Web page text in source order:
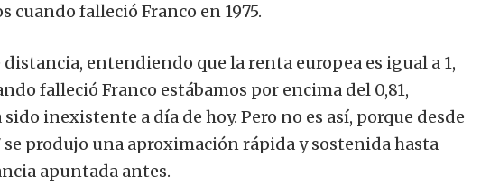
cuando falleció Franco en 1975.
entendiendo que la renta europea es igual a 1,
falleció Franco estábamos por encima del 0,81,
inexistente a día de hoy. Pero no es así, porque desde
se produjo una aproximación rápida y sostenida hasta
apuntada antes.